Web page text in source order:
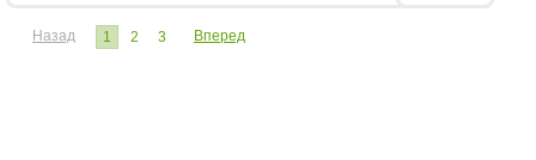
Назад 1 2 3 Вперед